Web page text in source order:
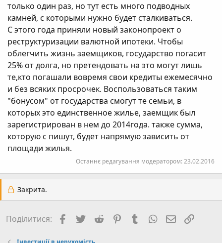
только один раз, но тут есть много подводных
камней, с которыми нужно будет сталкиваться.
С этого года приняли новый законопроект о
реструктуризации валютной ипотеки. Чтобы
облегчить жизнь заемщиков, государство погасит
25% от долга, но претендовать на это могут лишь
те,кто погашали вовремя свои кредиты ежемесячно
и без всяких просрочек. Воспользоваться таким
"бонусом" от государства смогут те семьи, в
которых это единственное жилье, заемщик был
зарегистрирован в нем до 2014года. также сумма,
которую с пишут, будет напрямую зависить от
площади жилья.
Останнє редагування модератором:23.02.2016
Закрита.
Поділитися: Facebook
TwitterReddit PinterestTumblrWhatsApp
E-mail